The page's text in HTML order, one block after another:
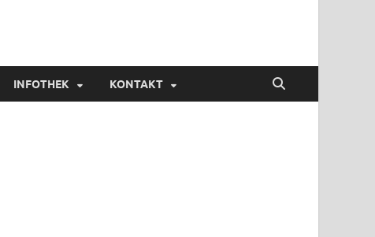
INFOTHEK KONTAKT